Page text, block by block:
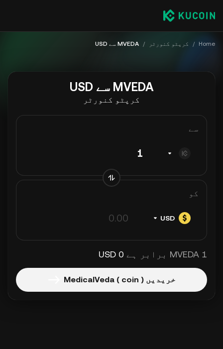
Home
/ کرپٹو کنورٹر / MVEDA سے USD
MVEDA سے USD
کرپٹو کنورٹر
سے
کو
USD
1 MVEDA برابر ہے 0 USD
خریدیں MedicalVeda ( coin )